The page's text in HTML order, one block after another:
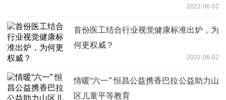
2022-06-02
首份医工结合行业视觉健康标准出炉，为
何更权威？
2022-06-02
情暖“六一” 恒昌公益携香巴拉公益助力山
区儿童平等教育